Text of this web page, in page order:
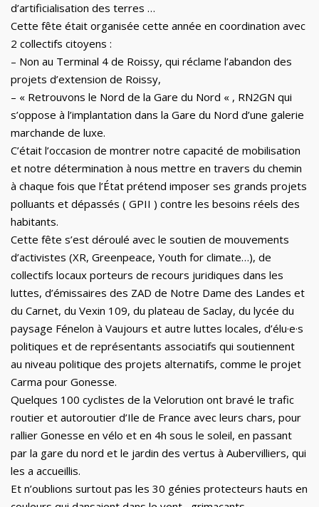
d’artificialisation des terres …
Cette fête était organisée cette année en coordination avec
2 collectifs citoyens :
– Non au Terminal 4 de Roissy, qui réclame l’abandon des
projets d’extension de Roissy,
– « Retrouvons le Nord de la Gare du Nord « , RN2GN qui
s’oppose à l’implantation dans la Gare du Nord d’une galerie
marchande de luxe.
C’était l’occasion de montrer notre capacité de mobilisation
et notre détermination à nous mettre en travers du chemin
à chaque fois que l’État prétend imposer ses grands projets
polluants et dépassés ( GPII ) contre les besoins réels des
habitants.
Cette fête s’est déroulé avec le soutien de mouvements
d’activistes (XR, Greenpeace, Youth for climate…), de
collectifs locaux porteurs de recours juridiques dans les
luttes, d’émissaires des ZAD de Notre Dame des Landes et
du Carnet, du Vexin 109, du plateau de Saclay, du lycée du
paysage Fénelon à Vaujours et autre luttes locales, d’élu·e·s
politiques et de représentants associatifs qui soutiennent
au niveau politique des projets alternatifs, comme le projet
Carma pour Gonesse.
Quelques 100 cyclistes de la Velorution ont bravé le trafic
routier et autoroutier d’Ile de France avec leurs chars, pour
rallier Gonesse en vélo et en 4h sous le soleil, en passant
par la gare du nord et le jardin des vertus à Aubervilliers, qui
les a accueillis.
Et n’oublions surtout pas les 30 génies protecteurs hauts en